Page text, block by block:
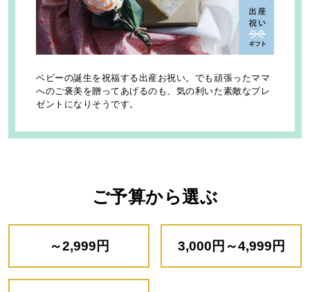
ベビーの誕生を祝福する出産お祝い。でも頑張ったママ
へのご褒美を贈ってあげるのも、気の利いた素敵なプレ
ゼントになりそうです。
ご予算から選ぶ
～2,999円 3,000円～4,999円